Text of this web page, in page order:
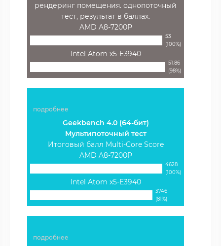
рендеринг помещения. однопоточный
тест, результат в баллах.
AMD A8-7200P
53
(100%)
Intel Atom x5-E3940
51.86
(98%)
подробнее
Geekbench 4.0 (64-бит)
Мультипоточный тест
Итоговый балл Multi-Core Score
AMD A8-7200P
4628
(100%)
Intel Atom x5-E3940
3746
(81%)
подробнее